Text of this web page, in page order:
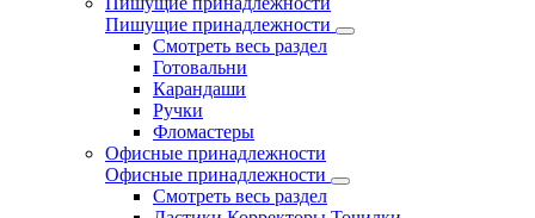
Пишущие принадлежности
Смотреть весь раздел
Готовальни
Карандаши
Ручки
Фломастеры
Офисные принадлежности
Офисные принадлежности
Смотреть весь раздел